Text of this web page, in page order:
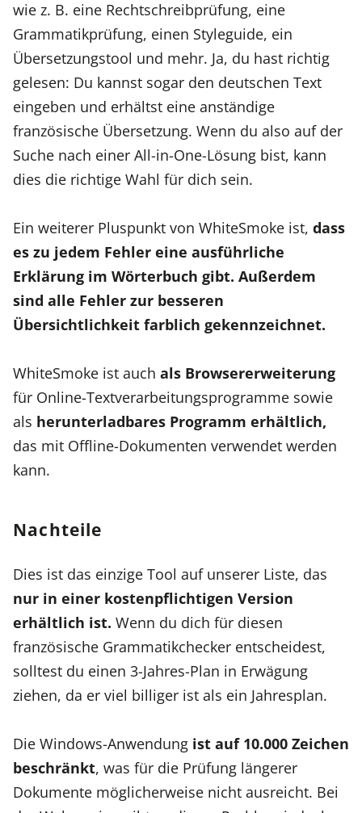
wie z. B. eine Rechtschreibprüfung, eine
Grammatikprüfung, einen Styleguide, ein
Übersetzungstool und mehr. Ja, du hast richtig
gelesen: Du kannst sogar den deutschen Text
eingeben und erhältst eine anständige
französische Übersetzung. Wenn du also auf der
Suche nach einer All-in-One-Lösung bist, kann
dies die richtige Wahl für dich sein.
Ein weiterer Pluspunkt von WhiteSmoke ist, dass
es zu jedem Fehler eine ausführliche
Erklärung im Wörterbuch gibt. Außerdem
sind alle Fehler zur besseren
Übersichtlichkeit farblich gekennzeichnet.
WhiteSmoke ist auch als Browsererweiterung
für Online-Textverarbeitungsprogramme sowie
als herunterladbares Programm erhältlich,
das mit Offline-Dokumenten verwendet werden
kann.
Nachteile
Dies ist das einzige Tool auf unserer Liste, das
nur in einer kostenpflichtigen Version
erhältlich ist. Wenn du dich für diesen
französische Grammatikchecker entscheidest,
solltest du einen 3-Jahres-Plan in Erwägung
ziehen, da er viel billiger ist als ein Jahresplan.
Die Windows-Anwendung ist auf 10.000 Zeichen
beschränkt, was für die Prüfung längerer
Dokumente möglicherweise nicht ausreicht. Bei